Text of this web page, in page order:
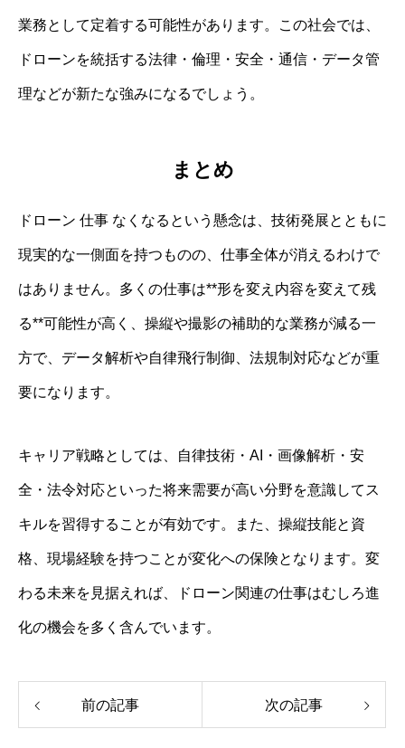
業務として定着する可能性があります。この社会では、
ドローンを統括する法律・倫理・安全・通信・データ管
理などが新たな強みになるでしょう。
まとめ
ドローン 仕事 なくなるという懸念は、技術発展とともに
現実的な一側面を持つものの、仕事全体が消えるわけで
はありません。多くの仕事は**形を変え内容を変えて残
る**可能性が高く、操縦や撮影の補助的な業務が減る一
方で、データ解析や自律飛行制御、法規制対応などが重
要になります。
キャリア戦略としては、自律技術・AI・画像解析・安
全・法令対応といった将来需要が高い分野を意識してス
キルを習得することが有効です。また、操縦技能と資
格、現場経験を持つことが変化への保険となります。変
わる未来を見据えれば、ドローン関連の仕事はむしろ進
化の機会を多く含んでいます。
前の記事 次の記事